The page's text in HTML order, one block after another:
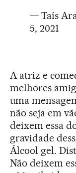
— Taís
5, 2021
A atriz e
melhores
uma
não seja em
deixem essa
gravidade
Álcool gel.
Não deixem